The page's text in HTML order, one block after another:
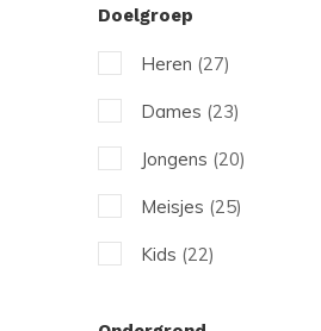
(11)
Zilver
Zwart (14)
Goud (3)
Mint (1)
Doelgroep
Heren (27)
Dames (23)
Jongens (20)
Meisjes (25)
Kids (22)